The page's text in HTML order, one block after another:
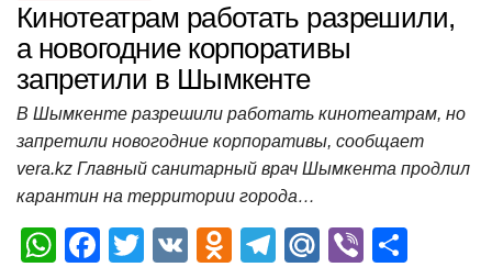
Кинотеатрам работать разрешили,
а новогодние корпоративы
запретили в Шымкенте
В Шымкенте разрешили работать кинотеатрам, но
запретили новогодние корпоративы, сообщает
vera.kz Главный санитарный врач Шымкента продлил
карантин на территории города…
W
F
T
V
O
T
M
Vi